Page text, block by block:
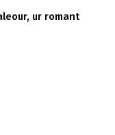
ur romant